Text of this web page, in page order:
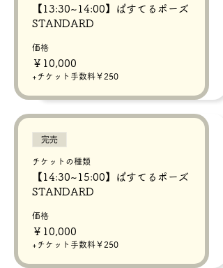
【13:30~14:00】ぱすてるポーズ
STANDARD
価格
￥10,000
+チケット手数料￥250
完売
チケットの種類
【14:30~15:00】ぱすてるポーズ
STANDARD
価格
￥10,000
+チケット手数料￥250